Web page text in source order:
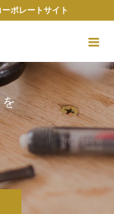
ーポレートサイト
を